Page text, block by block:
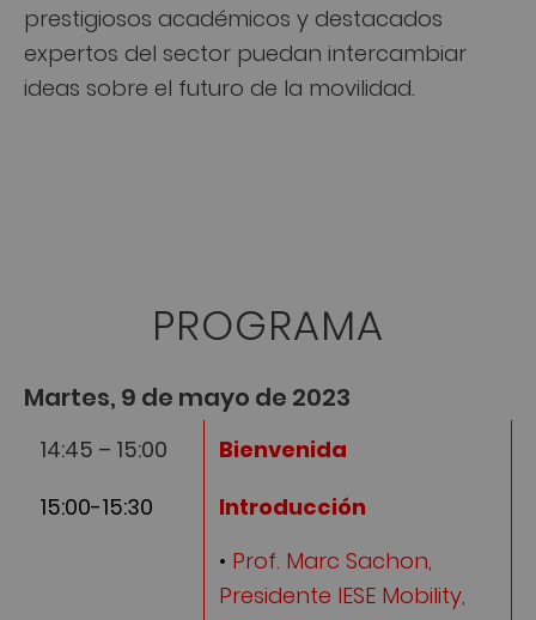
prestigiosos académicos y destacados
expertos del sector puedan intercambiar
ideas sobre el futuro de la movilidad.
PROGRAMA
Martes, 9 de mayo de 2023
14:45 – 15:00
Bienvenida
15:00-15:30
Introducción
• Prof. Marc Sachon,
Presidente IESE Mobility,